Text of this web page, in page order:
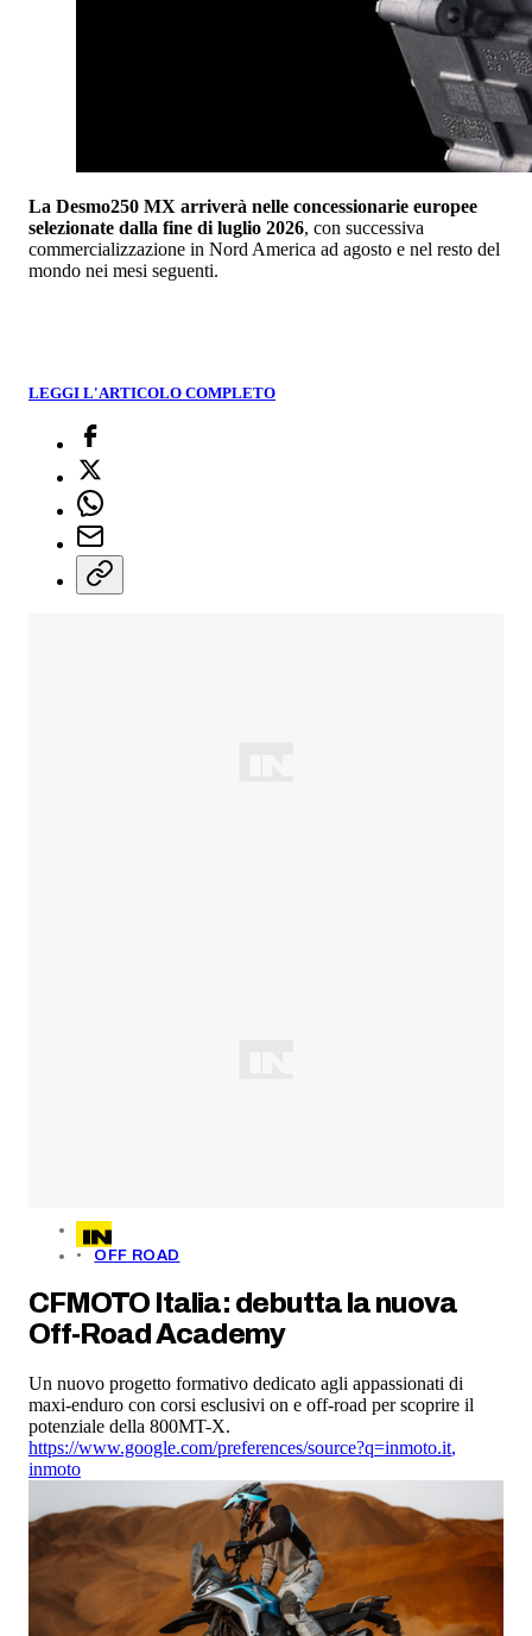
La Desmo250 MX arriverà nelle concessionarie europee
selezionate dalla fine di luglio 2026, con successiva
commercializzazione in Nord America ad agosto e nel resto del
mondo nei mesi seguenti.
LEGGI L'ARTICOLO COMPLETO
OFF ROAD
CFMOTO Italia: debutta la nuova
Off-Road Academy
Un nuovo progetto formativo dedicato agli appassionati di
maxi-enduro con corsi esclusivi on e off-road per scoprire il
potenziale della 800MT-X.
https://www.google.com/preferences/source?q=inmoto.it,
inmoto